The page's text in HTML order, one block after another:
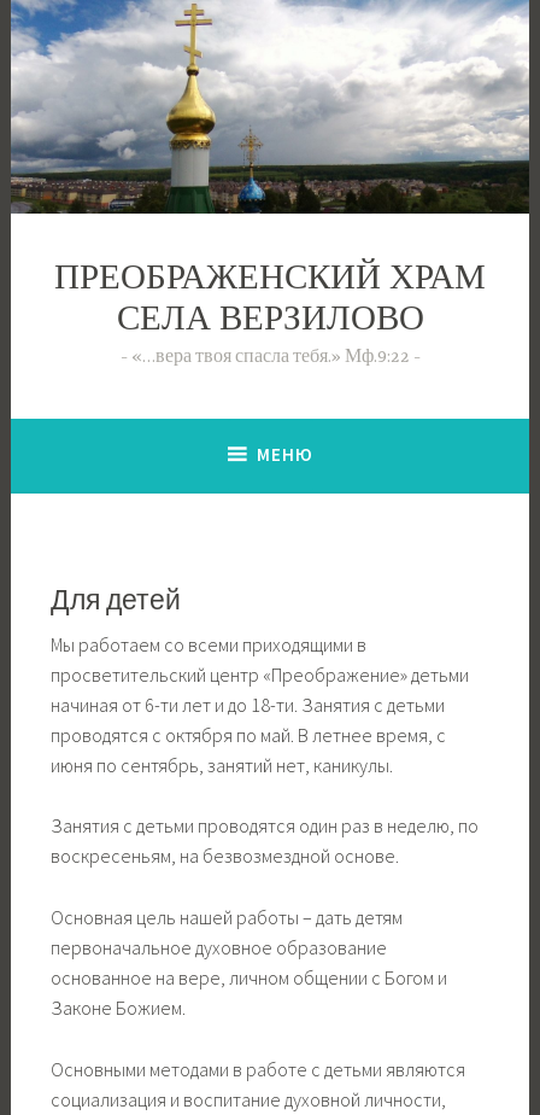
Перейти
к
содержимому
ПРЕОБРАЖЕНСКИЙ ХРАМ
СЕЛА ВЕРЗИЛОВО
«…вера твоя спасла тебя.» Мф.9:22
МЕНЮ
Для детей
Мы работаем со всеми приходящими в
просветительский центр «Преображение» детьми
начиная от 6-ти лет и до 18-ти. Занятия с детьми
проводятся с октября по май. В летнее время, с
июня по сентябрь, занятий нет, каникулы.
Занятия с детьми проводятся один раз в неделю, по
воскресеньям, на безвозмездной основе.
Основная цель нашей работы – дать детям
первоначальное духовное образование
основанное на вере, личном общении с Богом и
Законе Божием.
Основными методами в работе с детьми являются
социализация и воспитание духовной личности,